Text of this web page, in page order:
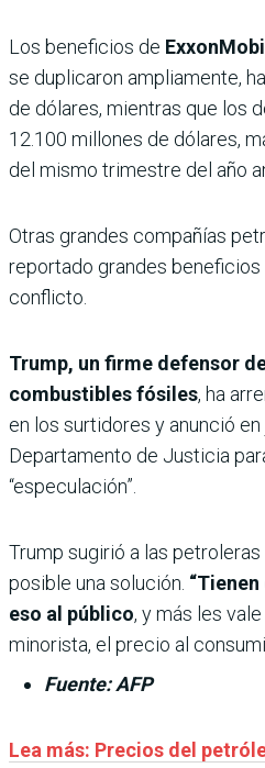
Los beneficios de ExxonMobil
se duplicaron ampliamente,
de dólares, mientras que los
12.100 millones de dólares,
del mismo trimestre del año
Otras grandes compañías
reportado grandes beneficios
conflicto.
Trump, un firme defensor
combustibles fósiles, ha
en los surtidores y anunció en
Departamento de Justicia
“especulación”.
Trump sugirió a las
posible una solución.
eso al público, y más les
minorista, el precio al
Fuente: AFP
Lea más: Precios del